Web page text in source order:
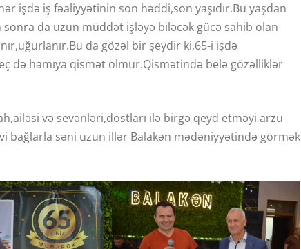
işdə iş fəaliyyətinin son həddi,son yaşıdır.Bu yaşdan
da uzun müddət işləyə biləcək gücə sahib olan
da gözəl bir şeydir ki,65-i işdə
də hamıya qismət olmur.Qismətində belə gözəlliklər
və sevənləri,dostları ilə birgə qeyd etməyi arzu
bağlarla səni uzun illər Balakən mədəniyyətində görmək